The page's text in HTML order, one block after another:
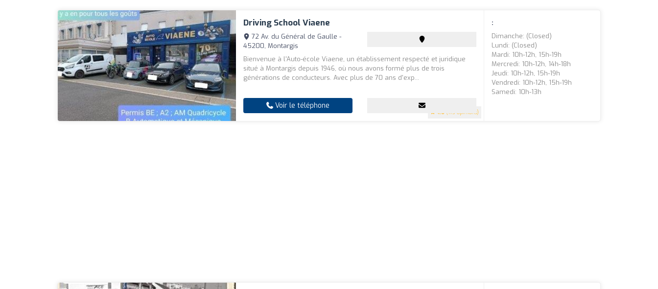
Driving School Viaene
4.6 (173 Opinions)
72 Av. du Général de Gaulle -
45200, Montargis
Bienvenue à l'Auto-école Viaene, un établissement respecté et juridique
situé à Montargis depuis 1946, où nous avons formé plus de trois
générations de conducteurs. Avec plus de 70 ans d'exp...
Voir le téléphone
:
Dimanche: (closed)
Lundi: (closed)
Mardi: 10h-12h, 15h-19h
Mercredi: 10h-12h, 14h-18h
Jeudi: 10h-12h, 15h-19h
Vendredi: 10h-12h, 15h-19h
Samedi: 10h-13h